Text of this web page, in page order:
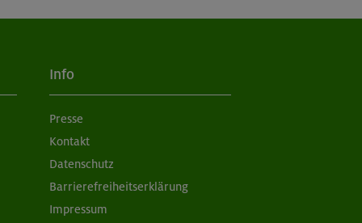
Info
Presse
Kontakt
Datenschutz
Barrierefreiheitserklärung
Impressum